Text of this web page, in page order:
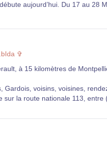
aujourd’hui. Du 17 au 28
✞
à 15 kilomètres de
Gardois, voisins, voisines,
sur la route nationale 113,